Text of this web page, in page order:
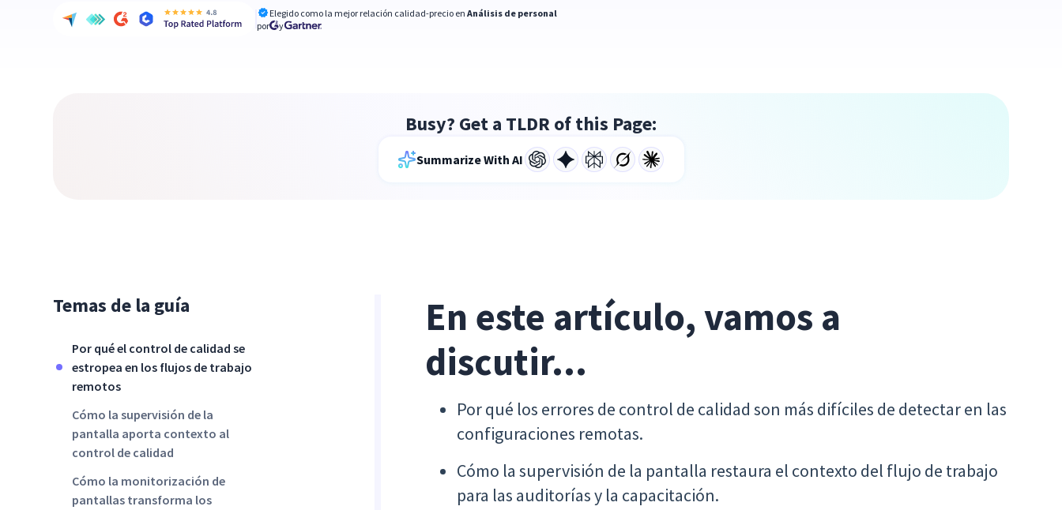
Elegido como la mejor relación calidad-precio enAnálisis de personal
por
y
Busy? Get a TLDR of this Page:
Summarize With AI
Temas de la guía
Por qué el control de calidad se
estropea en los flujos de trabajo
remotos
Cómo la supervisión de la
pantalla aporta contexto al
control de calidad
Cómo la monitorización de
pantallas transforma los
En este artículo, vamos a
discutir...
Por qué los errores de control de calidad son más difíciles de detectar en las
configuraciones remotas.
Cómo la supervisión de la pantalla restaura el contexto del flujo de trabajo
para las auditorías y la capacitación.